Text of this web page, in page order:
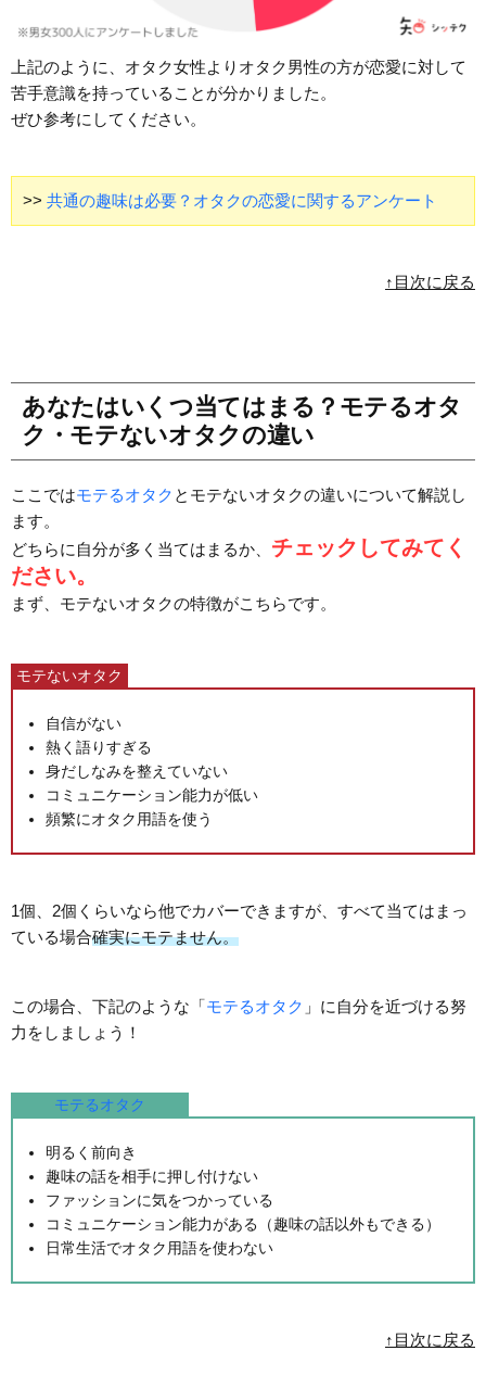
上記のように、オタク女性よりオタク男性の方が恋愛に対して
苦手意識を持っていることが分かりました。
ぜひ参考にしてください。
>> 共通の趣味は必要？オタクの恋愛に関するアンケート
↑目次に戻る
あなたはいくつ当てはまる？モテるオタ
ク・モテないオタクの違い
ここではモテるオタク とモテないオタクの違いについて解説し
ます。
どちらに自分が多く当てはまるか、 チェックしてみてく
ださい。
まず、モテないオタクの特徴がこちらです。
モテないオタク
自信がない
熱く語りすぎる
身だしなみを整えていない
コミュニケーション能力が低い
頻繁にオタク用語を使う
1個、2個くらいなら他でカバーできますが、すべて当てはまっ
ている場合確実にモテません。
この場合、下記のような「モテるオタク 」に自分を近づける努
力をしましょう！
モテるオタク
明るく前向き
趣味の話を相手に押し付けない
ファッションに気をつかっている
コミュニケーション能力がある（趣味の話以外もできる）
日常生活でオタク用語を使わない
↑目次に戻る